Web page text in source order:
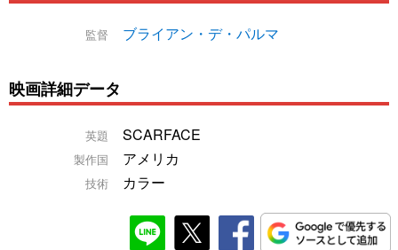
監督 ブライアン・デ・パルマ
映画詳細データ
英題 SCARFACE
製作国 アメリカ
技術 カラー